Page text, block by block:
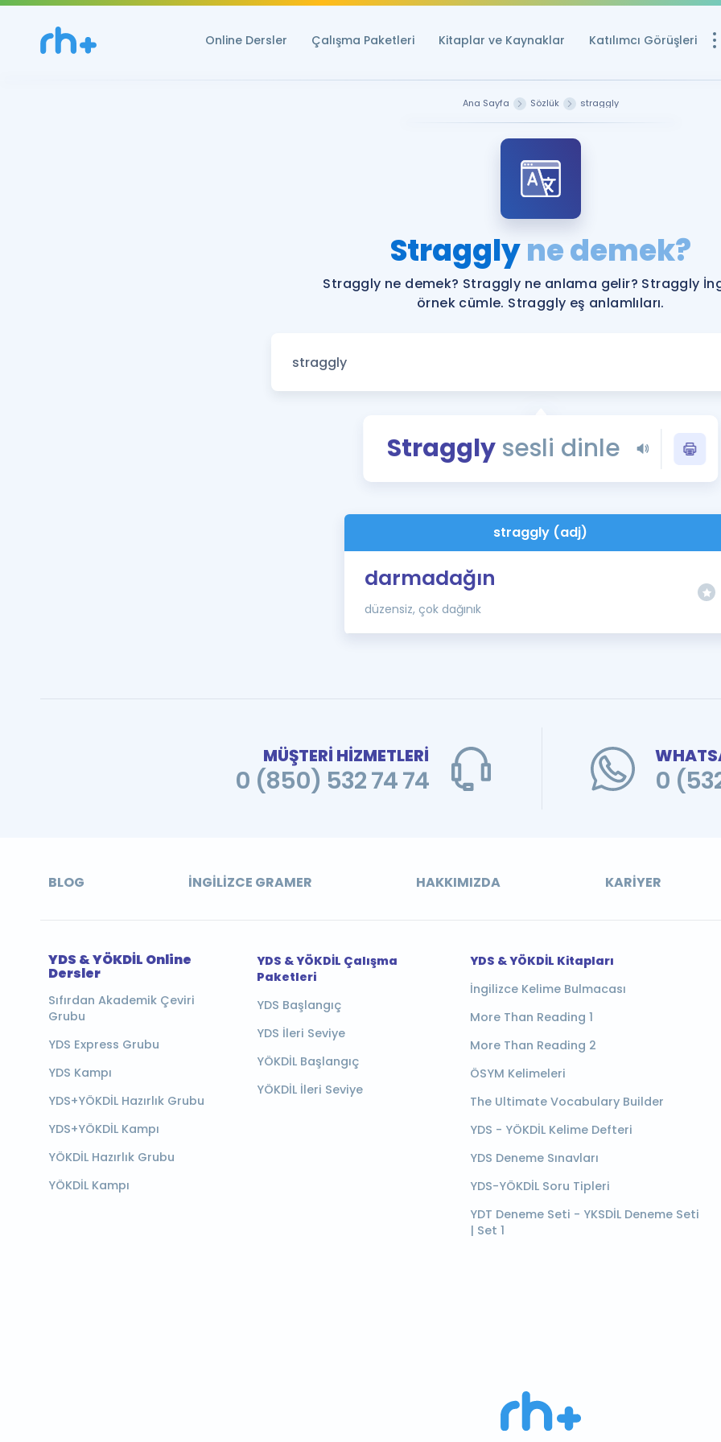
Online Dersler Çalışma Paketleri Kitaplar ve Kaynaklar Katılımcı Görüşleri
YDS ve YÖKDİL
Rehberlik Aracı
YDS ve YÖKDİL'e
Tüm ÖSYM
YDS - YÖKDİL
İngilizce Gramer
Ana Sayfa Sözlük straggly
Stragglyne demek?
Straggly ne demek? Straggly ne anlama gelir? Straggly
örnek cümle. Straggly eş anlamlıları.
Straggly sesli dinle
straggly (adj)
darmadağın
düzensiz, çok dağınık
MÜŞTERİ HİZMETLERİ
0 (850) 532 74 74 0
BLOG İNGILIZCE GRAMER HAKKIMIZDA KARIYER
YDS & YÖKDİL Online
Dersler
Sıfırdan Akademik Çeviri
Grubu
YDS Express Grubu
YDS Kampı
YDS+YÖKDİL Hazırlık Grubu
YDS+YÖKDİL Kampı
YÖKDİL Hazırlık Grubu
YÖKDİL Kampı
YDS & YÖKDİL Çalışma
Paketleri
YDS Başlangıç
YDS İleri Seviye
YÖKDİL Başlangıç
YÖKDİL İleri Seviye
YDS & YÖKDİL Kitapları
İngilizce Kelime Bulmacası
More Than Reading 1
More Than Reading 2
ÖSYM Kelimeleri
The Ultimate Vocabulary Builder
YDS - YÖKDİL Kelime Defteri
YDS Deneme Sınavları
YDS-YÖKDİL Soru Tipleri
YDT Deneme Seti - YKSDİL Deneme Seti
| Set 1